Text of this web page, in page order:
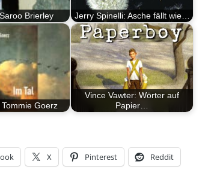
Brierley Jerry Spinelli: Asche fällt wie…
Goerz
Vince Vawter: Wörter auf
Papier…
X Pinterest Reddit